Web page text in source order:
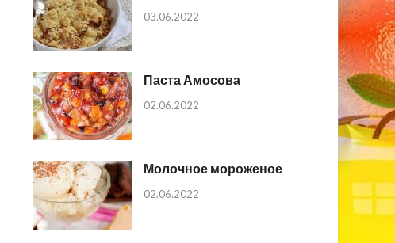
03.06.2022
Паста Амосова
02.06.2022
Молочное мороженое
02.06.2022